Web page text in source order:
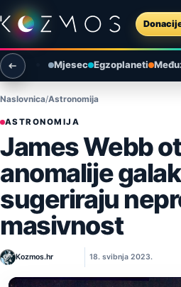
Preskoči na sadržaj
Otvori izbornik
Otvori pretragu
Mjesec Egzoplaneti
Naslovnica Astronomija
ASTRONOMIJA
James Webb
anomalije
sugeriraju
masivnost
Kozmos.hr 18. svibnja 2023.